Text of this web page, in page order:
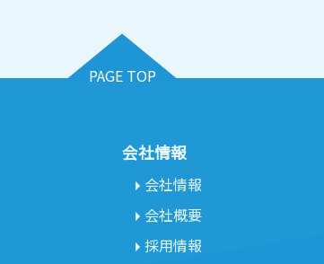
PAGE TOP
会社情報
会社情報
会社概要
採用情報